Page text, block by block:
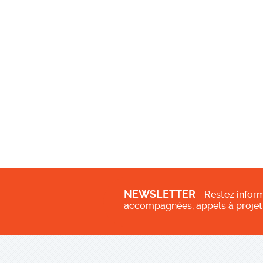
NEWSLETTER - Restez
accompagnées, appels à